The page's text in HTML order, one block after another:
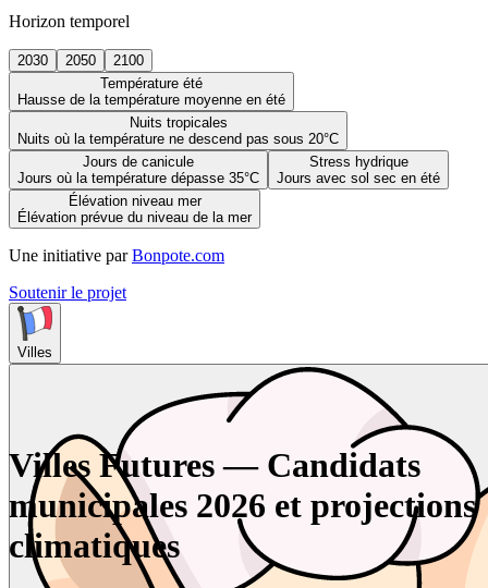
Horizon temporel
2030 2050
2100
Température été
Hausse de la température moyenne en été
Nuits tropicales
Nuits où la température ne descend pas sous 20°C
Jours de canicule
Jours où la température dépasse 35°C
Stress hydrique
Jours avec sol sec en été
Élévation niveau mer
Élévation prévue du niveau de la mer
Une initiative par Bonpote.com
Soutenir le projet
Villes
Villes Futures — Candidats
municipales 2026 et projections
climatiques